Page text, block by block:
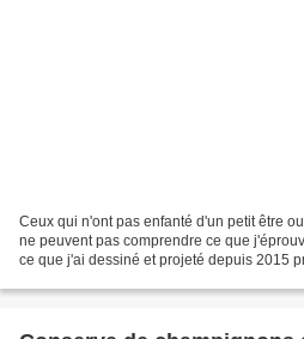
Ceux qui n'ont pas enfanté d'un petit être
ne peuvent pas comprendre ce que
ce que j'ai dessiné et projeté depuis 2015